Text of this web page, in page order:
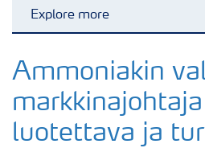
Explore more
Tekninen urea & Urealiuos
Ammoniakki &
Ammoniakin
luotettava ja